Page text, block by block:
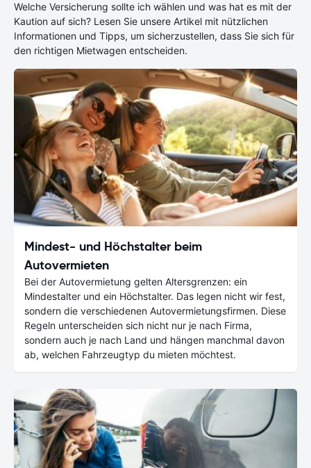
Welche Versicherung sollte ich wählen und was hat es mit der
Kaution auf sich? Lesen Sie unsere Artikel mit nützlichen
Informationen und Tipps, um sicherzustellen, dass Sie sich für
den richtigen Mietwagen entscheiden.
Mindest- und Höchstalter beim
Autovermieten
Bei der Autovermietung gelten Altersgrenzen: ein
Mindestalter und ein Höchstalter. Das legen nicht wir fest,
sondern die verschiedenen Autovermietungsfirmen. Diese
Regeln unterscheiden sich nicht nur je nach Firma,
sondern auch je nach Land und hängen manchmal davon
ab, welchen Fahrzeugtyp du mieten möchtest.